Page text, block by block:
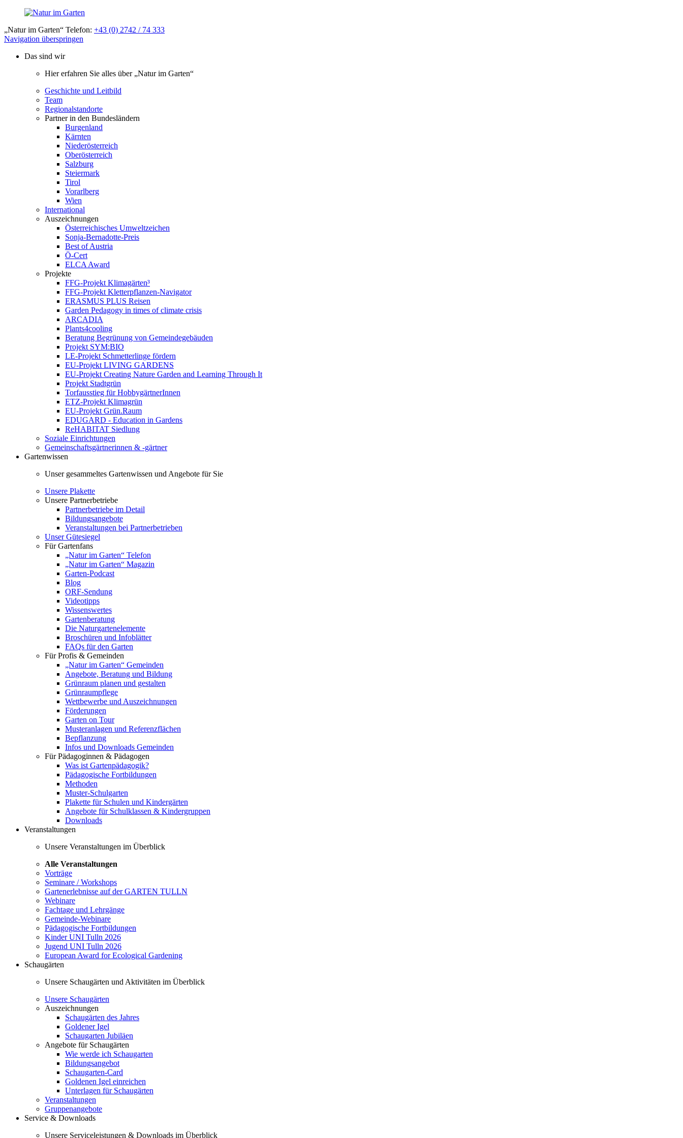
„Natur im Garten“ Telefon: +43 (0) 2742 / 74 333
Navigation überspringen
Das sind wir
Hier erfahren Sie alles über „Natur im Garten“
Geschichte und Leitbild
Team
Regionalstandorte
Partner in den Bundesländern
Burgenland
Kärnten
Niederösterreich
Oberösterreich
Salzburg
Steiermark
Tirol
Vorarlberg
Wien
International
Auszeichnungen
Österreichisches Umweltzeichen
Sonja-Bernadotte-Preis
Best of Austria
Ö-Cert
ELCA Award
Projekte
FFG-Projekt Klimagärten³
FFG-Projekt Kletterpflanzen-Navigator
ERASMUS PLUS Reisen
Garden Pedagogy in times of climate crisis
ARCADIA
Plants4cooling
Beratung Begrünung von Gemeindegebäuden
Projekt SYM:BIO
LE-Projekt Schmetterlinge fördern
EU-Projekt LIVING GARDENS
EU-Projekt Creating Nature Garden and Learning Through It
Projekt Stadtgrün
Torfausstieg für HobbygärtnerInnen
ETZ-Projekt Klimagrün
EU-Projekt Grün.Raum
EDUGARD - Education in Gardens
ReHABITAT Siedlung
Soziale Einrichtungen
Gemeinschaftsgärtnerinnen & -gärtner
Gartenwissen
Unser gesammeltes Gartenwissen und Angebote für Sie
Unsere Plakette
Unsere Partnerbetriebe
Partnerbetriebe im Detail
Bildungsangebote
Veranstaltungen bei Partnerbetrieben
Unser Gütesiegel
Für Gartenfans
„Natur im Garten“ Telefon
„Natur im Garten“ Magazin
Garten-Podcast
Blog
ORF-Sendung
Videotipps
Wissenswertes
Gartenberatung
Die Naturgartenelemente
Broschüren und Infoblätter
FAQs für den Garten
Für Profis & Gemeinden
„Natur im Garten“ Gemeinden
Angebote, Beratung und Bildung
Grünraum planen und gestalten
Grünraumpflege
Wettbewerbe und Auszeichnungen
Förderungen
Garten on Tour
Musteranlagen und Referenzflächen
Bepflanzung
Infos und Downloads Gemeinden
Für Pädagoginnen & Pädagogen
Was ist Gartenpädagogik?
Pädagogische Fortbildungen
Methoden
Muster-Schulgarten
Plakette für Schulen und Kindergärten
Angebote für Schulklassen & Kindergruppen
Downloads
Veranstaltungen
Unsere Veranstaltungen im Überblick
Alle Veranstaltungen
Vorträge
Seminare / Workshops
Gartenerlebnisse auf der GARTEN TULLN
Webinare
Fachtage und Lehrgänge
Gemeinde-Webinare
Pädagogische Fortbildungen
Kinder UNI Tulln 2026
Jugend UNI Tulln 2026
European Award for Ecological Gardening
Schaugärten
Unsere Schaugärten und Aktivitäten im Überblick
Unsere Schaugärten
Auszeichnungen
Schaugärten des Jahres
Goldener Igel
Schaugarten Jubiläen
Angebote für Schaugärten
Wie werde ich Schaugarten
Bildungsangebot
Schaugarten-Card
Goldenen Igel einreichen
Unterlagen für Schaugärten
Veranstaltungen
Gruppenangebote
Service & Downloads
Unsere Serviceleistungen & Downloads im Überblick